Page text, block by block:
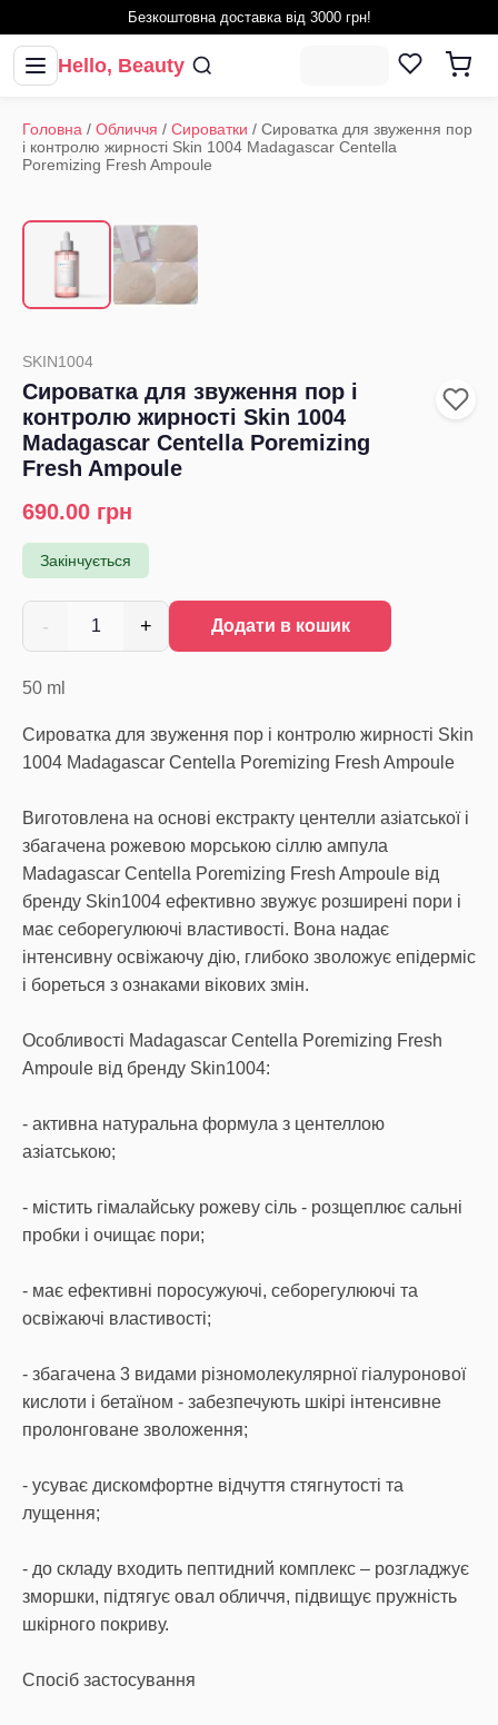
Безкоштовна доставка від 3000 грн!
Hello, Beauty
Головна / Обличчя / Сироватки / Сироватка для звуження пор
і контролю жирності Skin 1004 Madagascar Centella
Poremizing Fresh Ampoule
SKIN1004
Сироватка для звуження пор і
контролю жирності Skin 1004
Madagascar Centella Poremizing
Fresh Ampoule
690.00 грн
Закінчується
- 1 + Додати в кошик
50 ml
Сироватка для звуження пор і контролю жирності Skin
1004 Madagascar Centella Poremizing Fresh Ampoulе
Виготовлена на основі екстракту центелли азіатської і
збагачена рожевою морською сіллю ампула
Madagascar Centella Poremizing Fresh Ampoule від
бренду Skin1004 ефективно звужує розширені пори і
має себорегулюючі властивості. Вона надає
інтенсивну освіжаючу дію, глибоко зволожує епідерміс
і бореться з ознаками вікових змін.
Особливості Madagascar Centella Poremizing Fresh
Ampoule від бренду Skin1004:
- активна натуральна формула з центеллою
азіатською;
- містить гімалайську рожеву сіль - розщеплює сальні
пробки і очищає пори;
- має ефективні поросужуючі, себорегулюючі та
освіжаючі властивості;
- збагачена 3 видами різномолекулярної гіалуронової
кислоти і бетаїном - забезпечують шкірі інтенсивне
пролонговане зволоження;
- усуває дискомфортне відчуття стягнутості та
лущення;
- до складу входить пептидний комплекс – розгладжує
зморшки, підтягує овал обличчя, підвищує пружність
шкірного покриву.
Спосіб застосування